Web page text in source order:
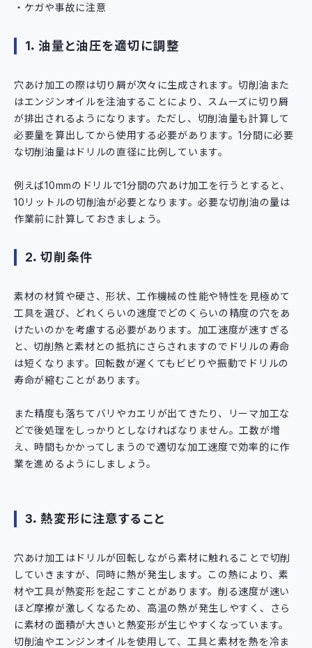
ケガや事故に注意
1．油量と油圧を適切に調整
穴あけ加工の際は切り屑が次々に生成されます。切削油また
はエンジンオイルを注油することにより、スムーズに切り屑
が排出されるようになります。ただし、切削油量も計算して
必要量を算出してから使用する必要があります。1分間に必要
な切削油量はドリルの直径に比例しています。
例えば10mmのドリルで1分間の穴あけ加工を行うとすると、
10リットルの切削油が必要となります。必要な切削油の量は
作業前に計算しておきましょう。
2．切削条件
素材の材質や硬さ、形状、工作機械の性能や特性を見極めて
工具を選び、どれくらいの速度でどのくらいの精度の穴をあ
けたいのかを考慮する必要があります。加工速度が速すぎる
と、切削熱と素材との抵抗にさらされますのでドリルの寿命
は短くなります。回転数が遅くてもビビりや振動でドリルの
寿命が縮むことがあります。
また精度も落ちてバリやカエリが出てきたり、リーマ加工な
どで後処理をしっかりとしなければなりません。工数が増
え、時間もかかってしまうので適切な加工速度で効率的に作
業を進めるようにしましょう。
3．熱変形に注意すること
穴あけ加工はドリルが回転しながら素材に触れることで切削
していきますが、同時に熱が発生します。この熱により、素
材や工具が熱変形を起こすことがあります。削る速度が速い
ほど摩擦が激しくなるため、高温の熱が発生しやすく、さら
に素材の面積が大きいと熱変形が生じやすくなっています。
切削油やエンジンオイルを使用して、工具と素材を熱を冷ま